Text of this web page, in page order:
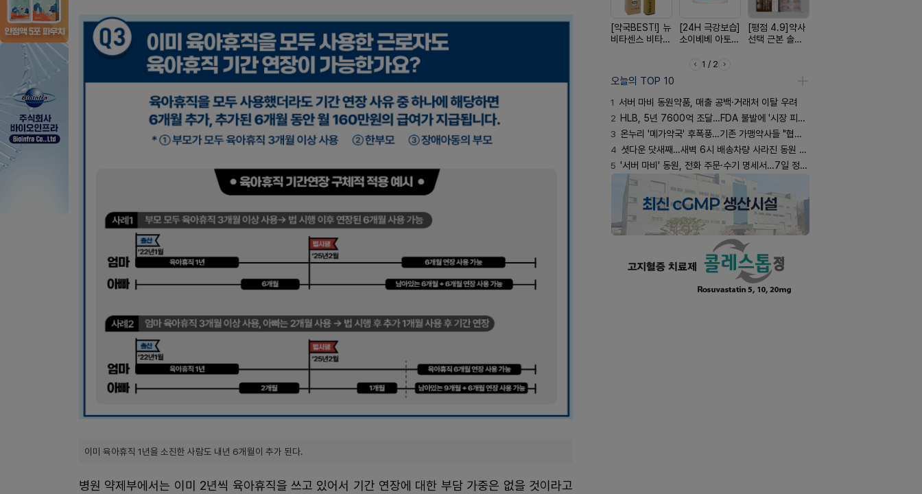
이미 육아휴직 1년을 소진한 사람도 내년 6개월이 추가 된다.
병원 약제부에서는 이미 2년씩 육아휴직을 쓰고 있어서 기간 연장에 대한 부담 가중은 없을 것이라고
[약국BEST!] 뉴
비타센스 비타민
[24H 극강보습]
소이베베 아토
[평점 4.9]약사
선택 근본 솔루
1 / 2
오늘의 TOP 10
1 서버 마비 동원약품, 매출 공백·거래처 이탈 우려
2 HLB, 5년 7600억 조달…FDA 불발에 '시장 피로감'
3 온누리 '메가약국' 후폭풍…기존 가맹약사들 "협의체 만들자"
4 셧다운 닷새째…새벽 6시 배송차량 사라진 동원 물류센터
5 '서버 마비' 동원, 전화 주문·수기 명세서…7일 정상화 되나